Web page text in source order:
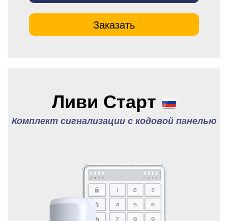
Заказать
Ливи Старт
Комплект сигнализации с кодовой панелью